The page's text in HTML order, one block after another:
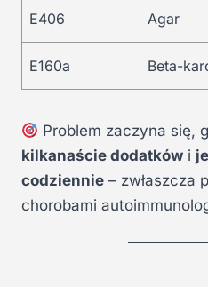
E406 Agar
E160a Beta-
Problem zaczyna się,
kilkanaście dodatków i
codziennie – zwłaszcza
chorobami